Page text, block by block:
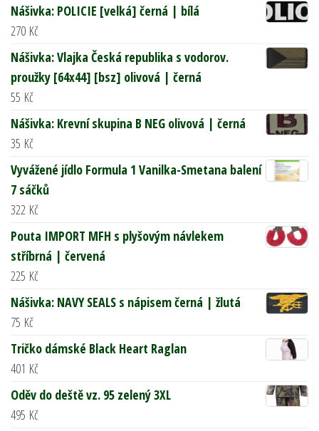
Nášivka: POLICIE [velká] černá | bílá
270 Kč
Nášivka: Vlajka Česká republika s vodorov.
proužky [64x44] [bsz] olivová | černá
55 Kč
Nášivka: Krevní skupina B NEG olivová | černá
35 Kč
Vyvážené jídlo Formula 1 Vanilka-Smetana balení
7 sáčků
322 Kč
Pouta IMPORT MFH s plyšovým návlekem
stříbrná | červená
225 Kč
Nášivka: NAVY SEALS s nápisem černá | žlutá
75 Kč
Tričko dámské Black Heart Raglan
401 Kč
Oděv do deště vz. 95 zelený 3XL
495 Kč